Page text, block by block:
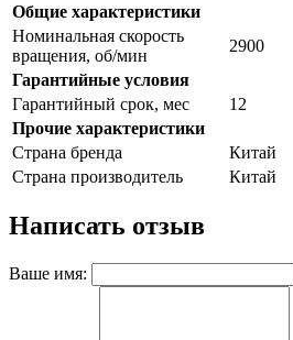
Общие характеристики
Номинальная скорость
вращения, об/мин
2900
Гарантийные условия
Гарантийный срок, мес
12
Прочие характеристики
Страна бренда
Китай
Страна производитель
Китай
Написать отзыв
Ваше имя: